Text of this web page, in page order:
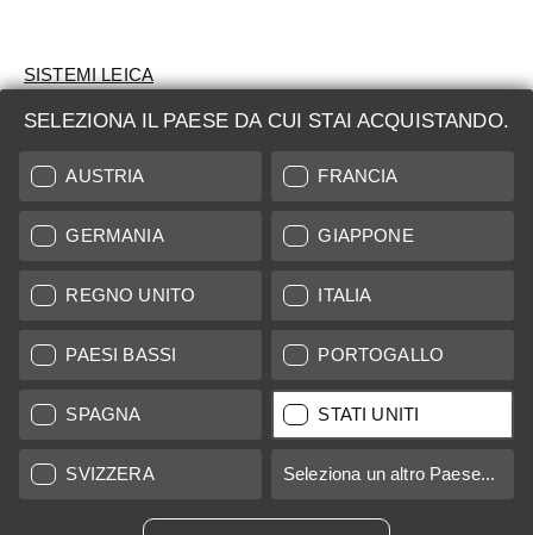
SELEZIONA IL PAESE DA CUI STAI ACQUISTANDO.
AUSTRIA FRANCIA
GERMANIA GIAPPONE
REGNO UNITO ITALIA
PAESI BASSI PORTOGALLO
SPAGNA STATI UNITI
SVIZZERA Seleziona un altro Paese...
SISTEMI LEICA
VALUTAZIONE
CERCHI UN PRODOTTO?
ASTE
PRODOTTI NUOVI
LEICA STORES
Tutti i prezzi dei fornitori con sede in UE/Regno Unito incl. IVA più
Tutti i prezzi dei fornitori con sede negli Stati Uniti escl. Imposta